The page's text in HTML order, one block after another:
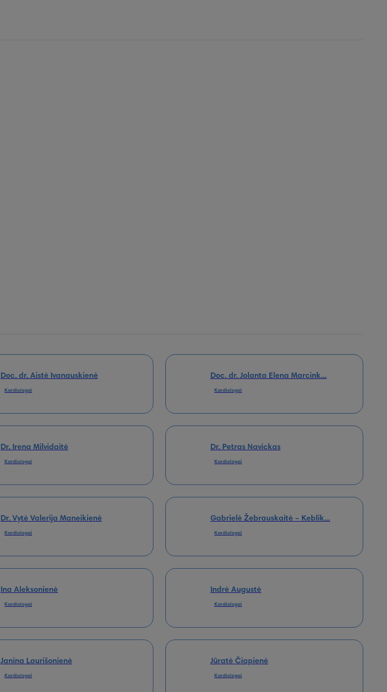
Doc. dr. Aistė Ivanauskienė
Kardiologai
Doc. dr. Jolanta Elena Marcink...
Kardiologai
Dr. Irena Milvidaitė
Kardiologai
Dr. Petras Navickas
Kardiologai
Dr. Vytė Valerija Maneikienė
Kardiologai
Gabrielė Žebrauskaitė – Keblik...
Kardiologai
Ina Aleksonienė
Kardiologai
Indrė Augustė
Kardiologai
Janina Laurišonienė
Kardiologai
Jūratė Čiapienė
Kardiologai